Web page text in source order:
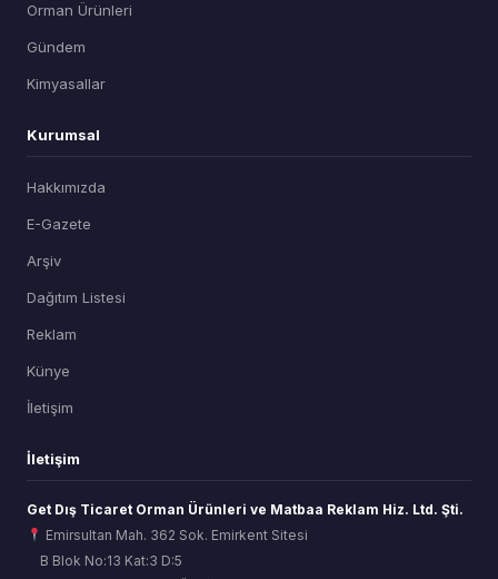
Orman Ürünleri
Gündem
Kimyasallar
Kurumsal
Hakkımızda
E-Gazete
Arşiv
Dağıtım Listesi
Reklam
Künye
İletişim
İletişim
Get Dış Ticaret Orman Ürünleri ve Matbaa Reklam Hiz. Ltd. Şti.
Emirsultan Mah. 362 Sok. Emirkent Sitesi
B Blok No:13 Kat:3 D:5